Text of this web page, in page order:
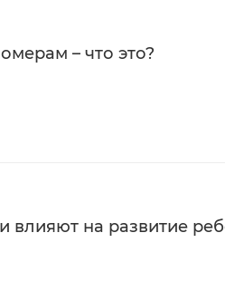
– что это?
влияют на развитие